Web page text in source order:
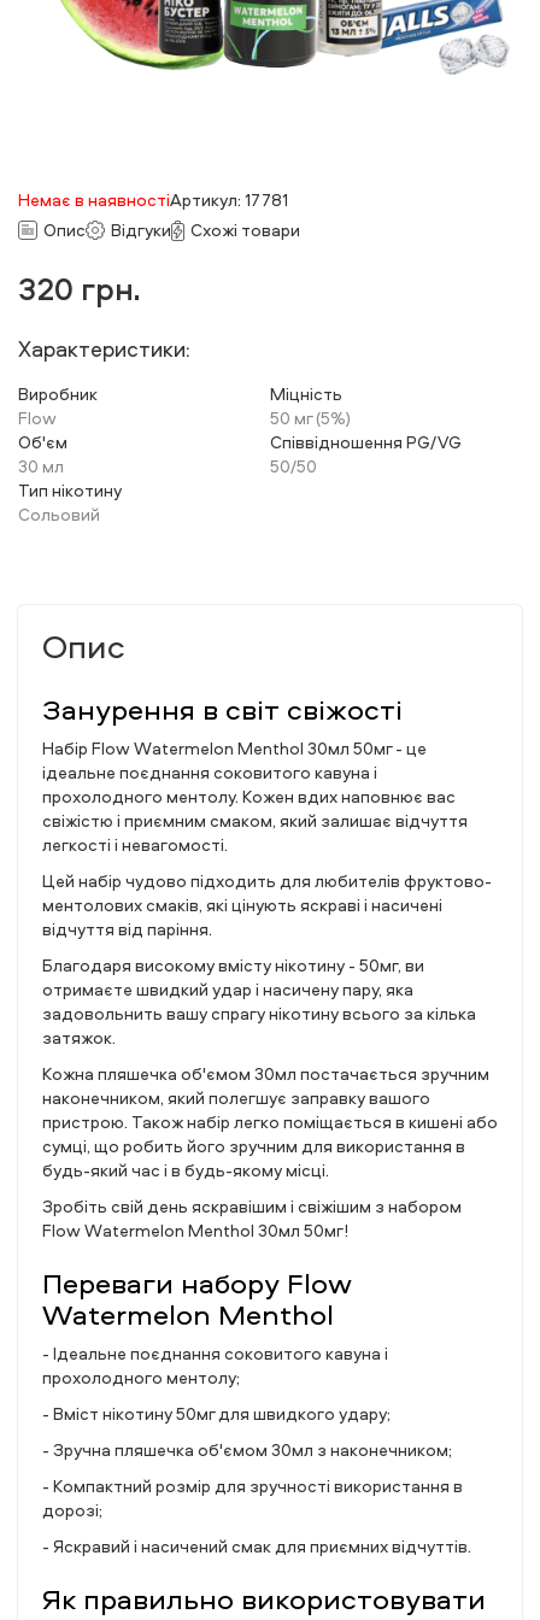
Немає в наявностіАртикул: 17781
Опис
Відгуки Схожі товари
320 грн.
Характеристики:
Виробник
Flow
Міцність
50 мг (5%)
Об'єм
30 мл
Співвідношення PG/VG
50/50
Тип нікотину
Сольовий
Опис
Занурення в світ свіжості
Набір Flow Watermelon Menthol 30мл 50мг - це
ідеальне поєднання соковитого кавуна і
прохолодного ментолу. Кожен вдих наповнює вас
свіжістю і приємним смаком, який залишає відчуття
легкості і невагомості.
Цей набір чудово підходить для любителів фруктово-
ментолових смаків, які цінують яскраві і насичені
відчуття від паріння.
Благодаря високому вмісту нікотину - 50мг, ви
отримаєте швидкий удар і насичену пару, яка
задовольнить вашу спрагу нікотину всього за кілька
затяжок.
Кожна пляшечка об'ємом 30мл постачається зручним
наконечником, який полегшує заправку вашого
пристрою. Також набір легко поміщається в кишені або
сумці, що робить його зручним для використання в
будь-який час і в будь-якому місці.
Зробіть свій день яскравішим і свіжішим з набором
Flow Watermelon Menthol 30мл 50мг!
Переваги набору Flow
Watermelon Menthol
- Ідеальне поєднання соковитого кавуна і
прохолодного ментолу;
- Вміст нікотину 50мг для швидкого удару;
- Зручна пляшечка об'ємом 30мл з наконечником;
- Компактний розмір для зручності використання в
дорозі;
- Яскравий і насичений смак для приємних відчуттів.
Як правильно використовувати